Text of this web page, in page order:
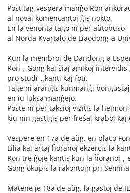
Post tag-vespera manĝo Ron
al novaj komencantoj ĝis nokto.
En la venonta tago ni per aŭtobuso
al Norda Kvartalo de Liaodong-a
Kun la membroj de Dandong-a
Ron，Gong kaj ŝiaj amikoj intervidis
pro studi，kanti kaj foti.
Tage ni aranĝis kunmanĝi
en iu luksa manĝejo.
Poste ni per taksioj vizitis la hejmon
kiu nin gastigis per freŝaj kraboj kaj
Vespere en 17a de aŭg. en placo
Lilia kaj artaj ĥoranoj ekzercis la
Ron tre ĝoje kantis kun la ĥoranoj
Gong okupis la rakontojn pri
Matene je 18a de aŭg. la gastoj de